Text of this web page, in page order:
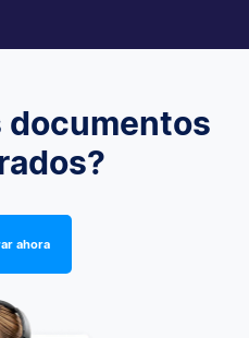
documentos
ahora